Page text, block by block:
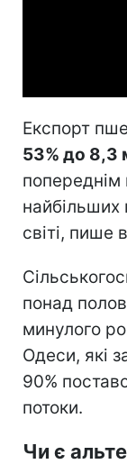
Експорт
53% до 8,3
попереднім
найбільших
світі, пише
понад
минулого
Одеси, які
90%
потоки.
Чи є